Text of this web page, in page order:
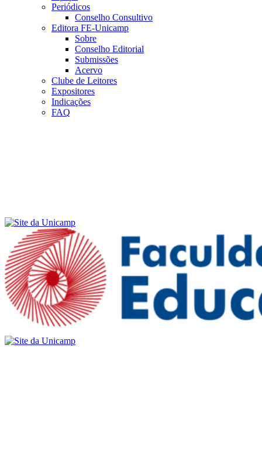
Periódicos
Conselho Consultivo
Editora FE-Unicamp
Sobre
Conselho Editorial
Submissões
Acervo
Clube de Leitores
Expositores
Indicações
FAQ